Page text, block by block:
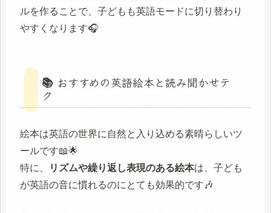
ルを作ることで、子どもも英語モードに切り替わり
やすくなります🎧
📚 おすすめの英語絵本と読み聞かせテ
ク
絵本は英語の世界に自然と入り込める素晴らしいツ
ールです📖🌟
特に、
リズムや繰り返し表現のある絵本は、子ども
が英語の音に慣れるのにとても効果的です🎶